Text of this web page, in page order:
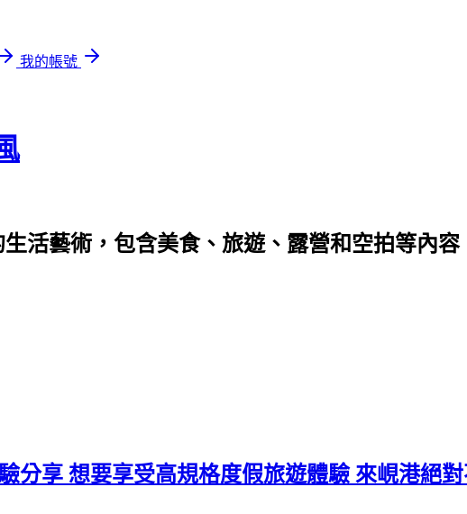
我的帳號
活藝術，包含美食、旅遊、露營和空拍等內
分享 想要享受高規格度假旅遊體驗 來峴港絕